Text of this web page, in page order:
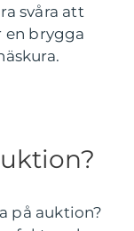
svåra att
en brygga
på auktion?